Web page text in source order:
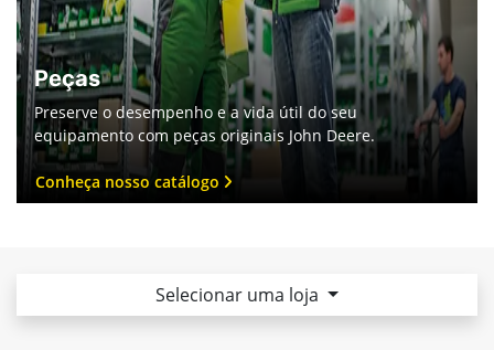
Peças
Preserve o desempenho e a vida útil do seu
equipamento com peças originais John Deere.
Conheça nosso catálogo
Selecionar uma loja